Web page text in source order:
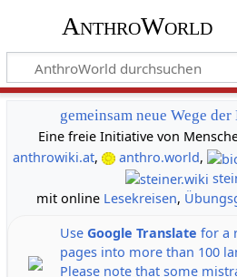
AnthroWorld
gemeinsam neue Wege
Eine freie Initiative von
anthrowiki.at, anthro.world,
mit online Lesekreisen,
Use Google Translate for a
pages into more than 100
Please note that some